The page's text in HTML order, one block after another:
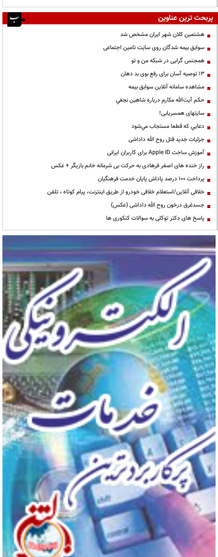
پربحث ترین عناوین
هشتمین کلان شهر ایران مشخص شد
سوابق بیمه شدگان روی سایت تامین اجتماعی
همجنس گرایی در شبکه من و تو
13 توصیه آسان برای رفع بوی بد دهان
مشاهده سامانه آنلاين سوابق بیمه
حكم آيت‌الله مكارم درباره شاهين نجفي
سایتهای همسریابی!
دعايي كه قطعا مستجاب مي‌شود
جزئیات جدید قتل روح الله داداشی
آموزش ساخت Apple ID برای کاربران ایرانی
راز خنده های اصغر فرهادی به حرکت بی شرمانه خانم بازیگر + عکس
پرداخت ۱۰۰ درصد پاداش پایان خدمت فرهنگیان
خلافی آنلاین/استعلام خلافی خودرو از طریق اینترنت، پیام کوتاه ، تلفن
جسدغرق درخون روح الله داداشی (عکس)
پاسخ های دکتر توکلی به سوالات کنکوری ها